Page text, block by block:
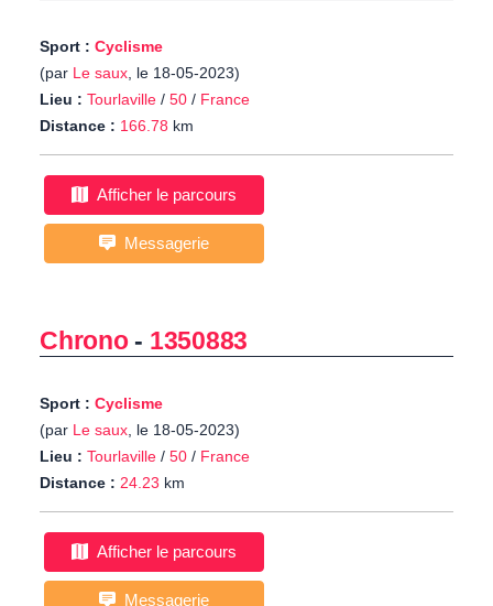
Sport : Cyclisme
(par Le saux, le 18-05-2023)
Lieu : Tourlaville / 50 / France
Distance : 166.78 km
Afficher le parcours
Messagerie
Chrono- 1350883
Sport : Cyclisme
(par Le saux, le 18-05-2023)
Lieu : Tourlaville / 50 / France
Distance : 24.23 km
Afficher le parcours
Messagerie